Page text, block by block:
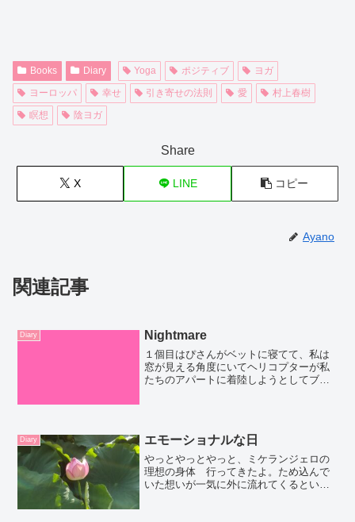
Books Diary Yoga ポジティブ
ヨガ
ヨーロッパ
幸せ 引き寄せの法則 愛
村上春樹
瞑想
陰ヨガ
Share
X LINE コピー
Ayano
関連記事
Diary Nightmare
１個目はぴさんがベットに寝てて、私は
窓が見える角度にいてヘリコプターが私
たちのアパートに着陸しようとしてブン
Diary エモーショナルな日
やっとやっとやっと、ミケランジェロの
理想の身体 行ってきたよ。ため込んで
いた想いが一気に外に流れてくるという